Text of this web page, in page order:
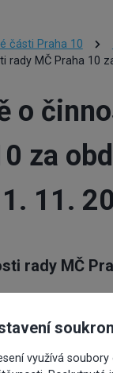
části Praha 10
rady MČ Praha 10
o
za
11.
rady MČ
využívá